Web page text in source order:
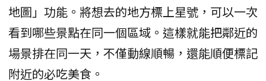
地圖」功能。將想去的地方標上星號，可以一次
看到哪些景點在同一個區域。這樣就能把鄰近的
場景排在同一天，不僅動線順暢，還能順便標記
附近的必吃美食。